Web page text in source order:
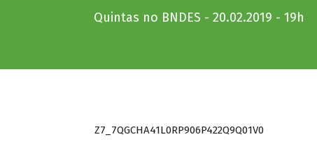
Quintas no BNDES - 20.02.2019 - 19h
Z7_7QGCHA41L0RP906P422Q9Q01V0